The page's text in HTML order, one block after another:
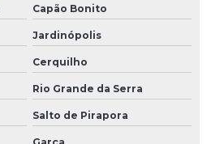
Capão Bonito
Jardinópolis
Cerquilho
Rio Grande da Serra
Salto de Pirapora